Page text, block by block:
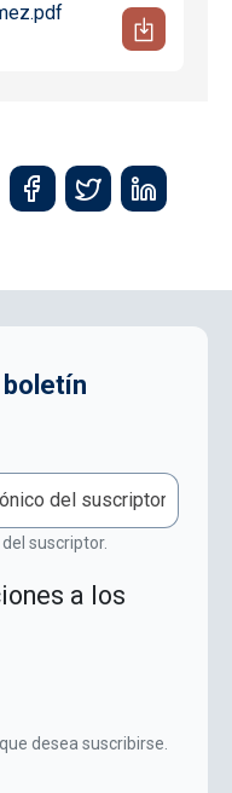
suscriptor.
a los
desea suscribirse.